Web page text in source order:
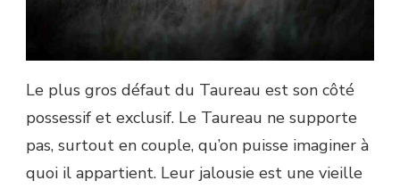
Le plus gros défaut du Taureau est son côté
possessif et exclusif. Le Taureau ne supporte
pas, surtout en couple, qu’on puisse imaginer à
quoi il appartient. Leur jalousie est une vieille